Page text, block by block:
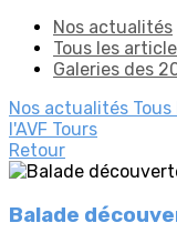
Nos actualités
Tous les
Galeries des
Nos actualités
l'AVF Tours
Retour
Balade